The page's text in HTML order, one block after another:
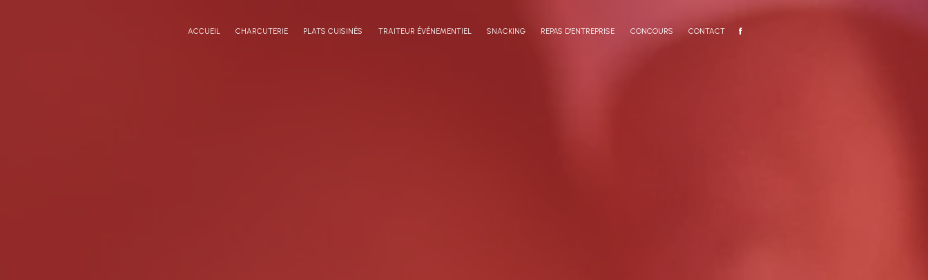
ACCUEIL CHARCUTERIE PLATS CUISINÉS TRAITEUR ÉVÉNEMENTIEL SNACKING REPAS D'ENTREPRISE CONCOURS CONTACT